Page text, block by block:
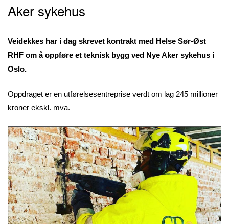
Aker sykehus
Veidekkes har i dag skrevet kontrakt med Helse Sør-Øst
RHF om å oppføre et teknisk bygg ved Nye Aker sykehus i
Oslo.
Oppdraget er en utførelsesentreprise verdt om lag 245 millioner
kroner ekskl. mva.